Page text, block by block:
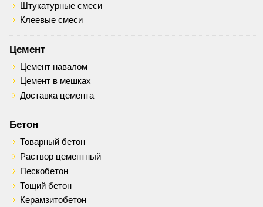
Штукатурные смеси
Клеевые смеси
Цемент
Цемент навалом
Цемент в мешках
Доставка цемента
Бетон
Товарный бетон
Раствор цементный
Пескобетон
Тощий бетон
Керамзитобетон